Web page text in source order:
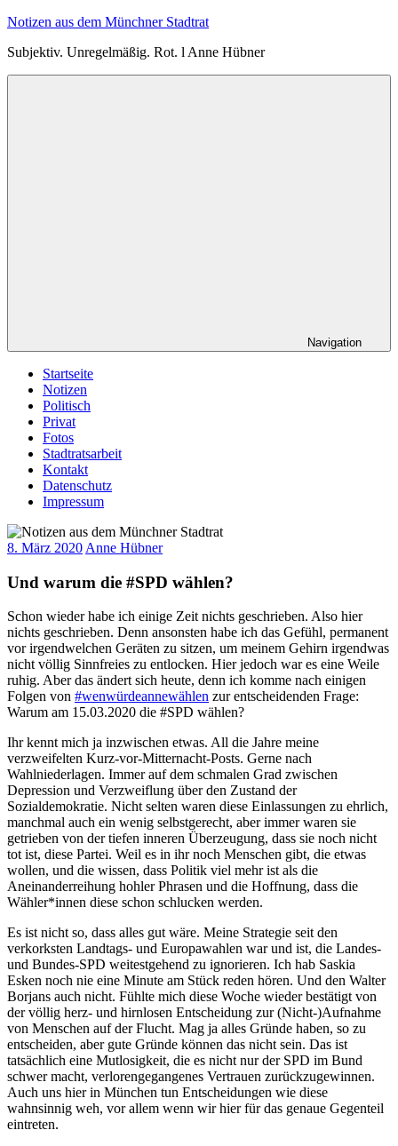
Zum
springen
Notizen aus dem Münchner Stadtrat
Subjektiv. Unregelmäßig. Rot. l Anne Hübner
Navigation
Startseite
Notizen
Politisch
Privat
Fotos
Stadtratsarbeit
Kontakt
Datenschutz
Impressum
8. März 2020 Anne Hübner
Und warum die #SPD wählen?
Schon wieder habe ich einige Zeit nichts geschrieben. Also hier
nichts geschrieben. Denn ansonsten habe ich das Gefühl, permanent
vor irgendwelchen Geräten zu sitzen, um meinem Gehirn irgendwas
nicht völlig Sinnfreies zu entlocken. Hier jedoch war es eine Weile
ruhig. Aber das ändert sich heute, denn ich komme nach einigen
Folgen von #wenwürdeannewählen zur entscheidenden Frage:
Warum am 15.03.2020 die #SPD wählen?
Ihr kennt mich ja inzwischen etwas. All die Jahre meine
verzweifelten Kurz-vor-Mitternacht-Posts. Gerne nach
Wahlniederlagen. Immer auf dem schmalen Grad zwischen
Depression und Verzweiflung über den Zustand der
Sozialdemokratie. Nicht selten waren diese Einlassungen zu ehrlich,
manchmal auch ein wenig selbstgerecht, aber immer waren sie
getrieben von der tiefen inneren Überzeugung, dass sie noch nicht
tot ist, diese Partei. Weil es in ihr noch Menschen gibt, die etwas
wollen, und die wissen, dass Politik viel mehr ist als die
Aneinanderreihung hohler Phrasen und die Hoffnung, dass die
Wähler*innen diese schon schlucken werden.
Es ist nicht so, dass alles gut wäre. Meine Strategie seit den
verkorksten Landtags- und Europawahlen war und ist, die Landes-
und Bundes-SPD weitestgehend zu ignorieren. Ich hab Saskia
Esken noch nie eine Minute am Stück reden hören. Und den Walter
Borjans auch nicht. Fühlte mich diese Woche wieder bestätigt von
der völlig herz- und hirnlosen Entscheidung zur (Nicht-)Aufnahme
von Menschen auf der Flucht. Mag ja alles Gründe haben, so zu
entscheiden, aber gute Gründe können das nicht sein. Das ist
tatsächlich eine Mutlosigkeit, die es nicht nur der SPD im Bund
schwer macht, verlorengegangenes Vertrauen zurückzugewinnen.
Auch uns hier in München tun Entscheidungen wie diese
wahnsinnig weh, vor allem wenn wir hier für das genaue Gegenteil
eintreten.